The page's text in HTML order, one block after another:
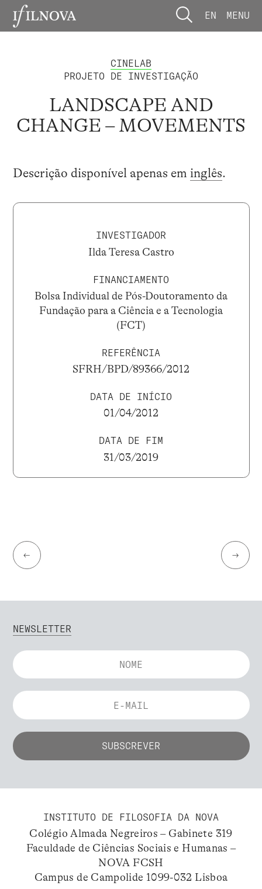
EN MENU
CINELAB
PROJETO DE INVESTIGAÇÃO
LANDSCAPE AND
CHANGE – MOVEMENTS
Descrição disponível apenas em inglês.
INVESTIGADOR
Ilda Teresa Castro
FINANCIAMENTO
Bolsa Individual de Pós-Doutoramento da
Fundação para a Ciência e a Tecnologia
(FCT)
REFERÊNCIA
SFRH/BPD/89366/2012
DATA DE INÍCIO
01/04/2012
DATA DE FIM
31/03/2019
← →
NEWSLETTER
INSTITUTO DE FILOSOFIA DA NOVA
Colégio Almada Negreiros – Gabinete 319
Faculdade de Ciências Sociais e Humanas –
NOVA FCSH
Campus de Campolide 1099-032 Lisboa